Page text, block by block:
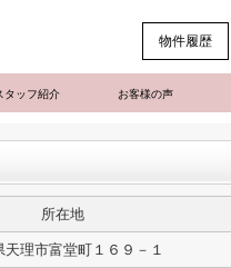
物件履歴
タッフ紹介 お客様の声
所在地
天理市富堂町１６９－１